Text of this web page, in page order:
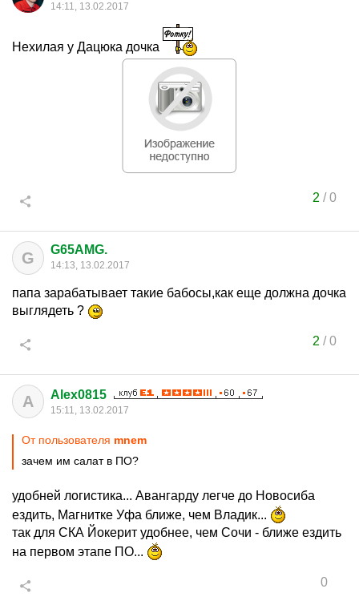
14:11, 13.02.2017
Нехилая у Дацюка дочка
2 /0
G G65AMG.
14:13, 13.02.2017
папа зарабатывает такие бабосы,как еще должна дочка
выглядеть ?
2 /0
A Alex0815
15:11, 13.02.2017
От пользователя mnem
зачем им салат в ПО?
удобней логистика... Авангарду легче до Новосиба
ездить, Магнитке Уфа ближе, чем Владик...
так для СКА Йокерит удобнее, чем Сочи - ближе ездить
на первом этапе ПО...
0